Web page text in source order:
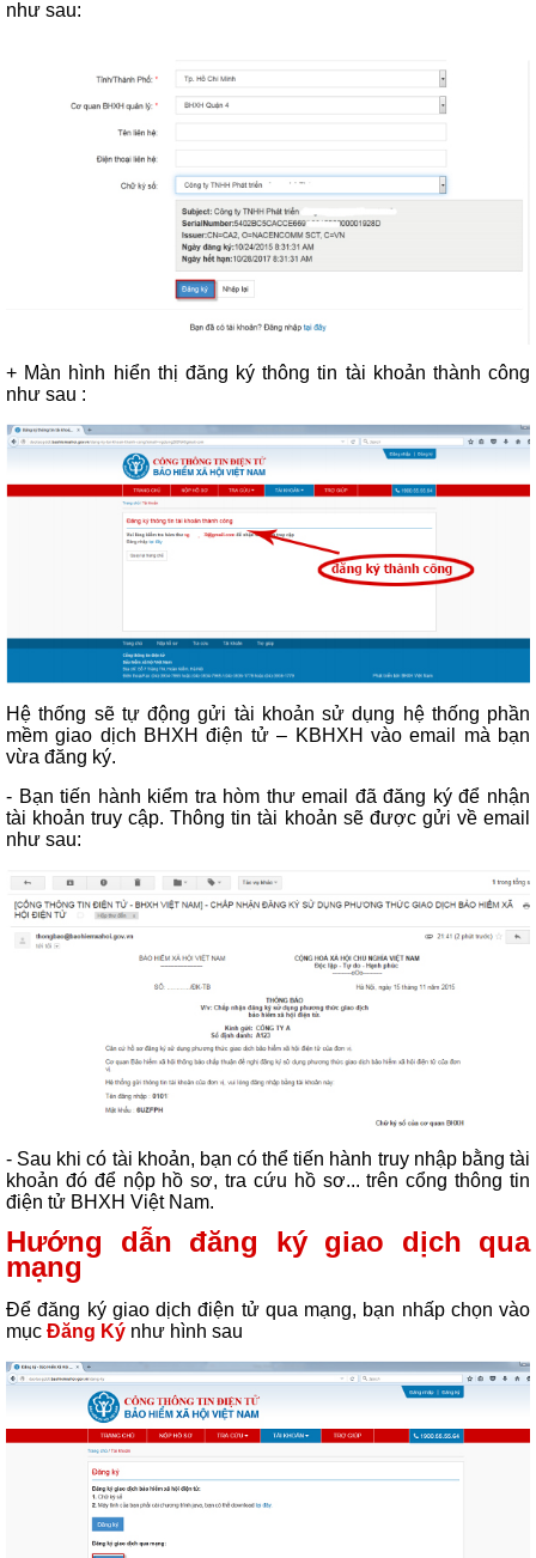
như sau:
+ Màn hình hiển thị đăng ký thông tin tài khoản thành công
như sau :
Hệ thống sẽ tự động gửi tài khoản sử dụng hệ thống phần
mềm giao dịch BHXH điện tử – KBHXH vào email mà bạn
vừa đăng ký.
- Bạn tiến hành kiểm tra hòm thư email đã đăng ký để nhận
tài khoản truy cập. Thông tin tài khoản sẽ được gửi về email
như sau:
- Sau khi có tài khoản, bạn có thể tiến hành truy nhập bằng tài
khoản đó để nộp hồ sơ, tra cứu hồsơ... trên cổng thông tin
điện tử BHXH Việt Nam.
Hướng dẫn đăng ký giao dịch qua
mạng
Để đăng ký giao dịch điện tử qua mạng, bạn nhấp chọn vào
mục Đăng Ký như hình sau